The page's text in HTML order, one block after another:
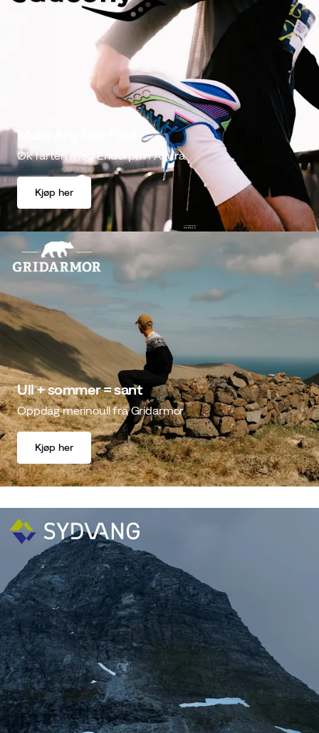
Make Any Day Fast
Øk farten med Endorphin Azura
Kjøp her
Ull + sommer = sant
Oppdag merinoull fra Gridarmor
Kjøp her